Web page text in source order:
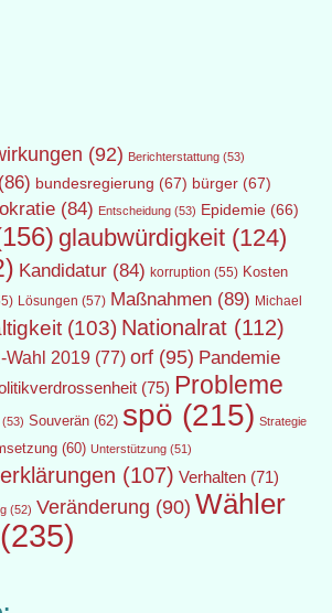
(92) Berichterstattung (53)
(86) bundesregierung (67) bürger (67)
(84) Entscheidung (53) Epidemie (66)
glaubwürdigkeit (124)
Kandidatur (84) korruption (55) Kosten
Lösungen (57) Maßnahmen (89) Michael
(103) Nationalrat (112)
Wahl 2019 (77) orf (95) Pandemie
(75) Probleme
(53) Souverän (62) spö (215) Strategie
(60) Unterstützung (51)
(107) Verhalten (71)
(52) Veränderung (90) Wähler
(235)